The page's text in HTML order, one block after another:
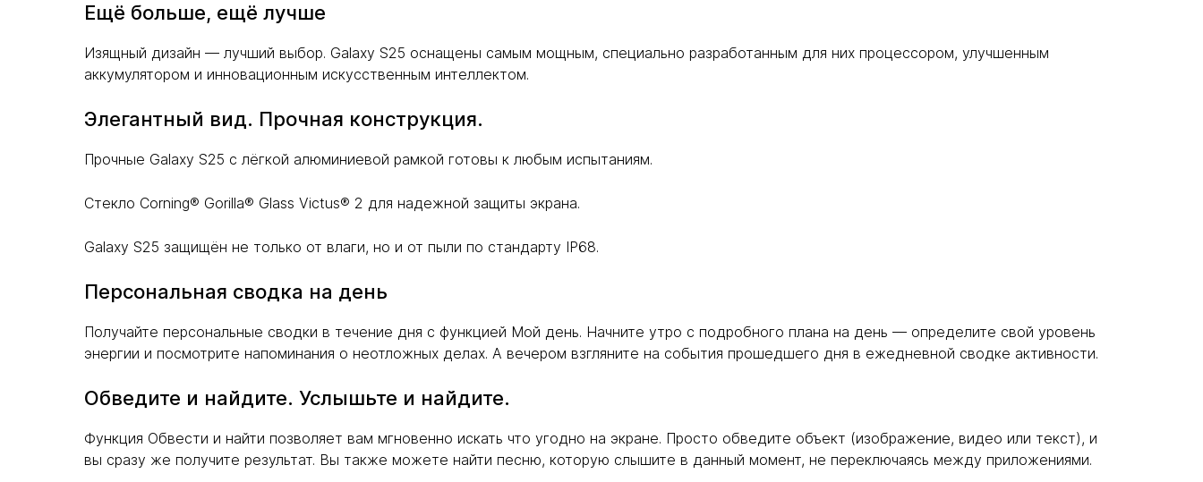
Ещё больше, ещё лучше
Изящный дизайн — лучший выбор. Galaxy S25 оснащены самым мощным, специально разработанным для них процессором, улучшенным
аккумулятором и инновационным искусственным интеллектом.
Элегантный вид. Прочная конструкция.
Прочные Galaxy S25 с лёгкой алюминиевой рамкой готовы к любым испытаниям.
Стекло Corning® Gorilla® Glass Victus® 2 для надежной защиты экрана.
Galaxy S25 защищён не только от влаги, но и от пыли по стандарту IP68.
Персональная сводка на день
Получайте персональные сводки в течение дня с функцией Мой день. Начните утро с подробного плана на день — определите свой уровень
энергии и посмотрите напоминания о неотложных делах. А вечером взгляните на события прошедшего дня в ежедневной сводке активности.
Обведите и найдите. Услышьте и найдите.
Функция Обвести и найти позволяет вам мгновенно искать что угодно на экране. Просто обведите объект (изображение, видео или текст), и
вы сразу же получите результат. Вы также можете найти песню, которую слышите в данный момент, не переключаясь между приложениями.